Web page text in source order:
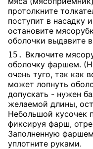
протолкните
поступит в насадку
остановите
оболочки выдавите
15. Включите
оболочку фаршем.
очень туго, так как
может лопнуть
допускать - нужен
желаемой длины,
Небольшой кусочек
фиксируя фарш,
Заполненную
уплотните руками.